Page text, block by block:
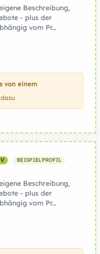
Beschreibung,
- plus der
vom Pr...
von einem
BEISPIELPROFIL
Beschreibung,
- plus der
vom Pr...